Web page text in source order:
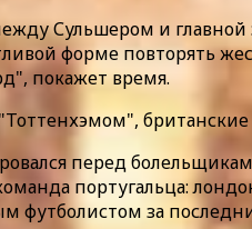
Сульшером и
форме повторять
покажет время.
перед
португальца:
футболистом за